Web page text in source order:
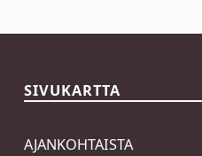
SIVUKARTTA
AJANKOHTAISTA